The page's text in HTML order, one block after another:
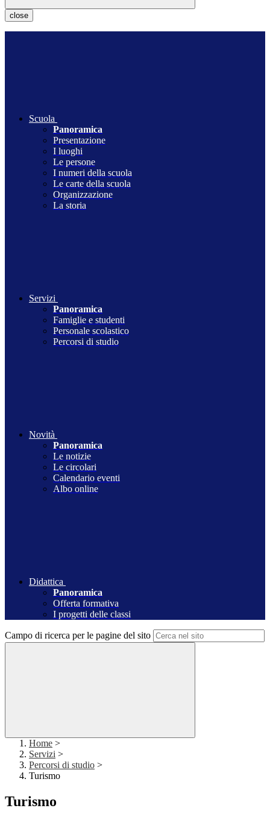
close
Scuola
Panoramica
Presentazione
I luoghi
Le persone
I numeri della scuola
Le carte della scuola
Organizzazione
La storia
Servizi
Panoramica
Famiglie e studenti
Personale scolastico
Percorsi di studio
Novità
Panoramica
Le notizie
Le circolari
Calendario eventi
Albo online
Didattica
Panoramica
Offerta formativa
I progetti delle classi
Campo di ricerca per le pagine del sito
Home >
Servizi >
Percorsi di studio >
Turismo
Turismo